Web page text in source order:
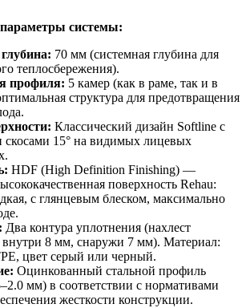
системы:
70 мм (системная глубина для
теплосбережения).
профиля: 5 камер (как в раме, так и в
структура для предотвращения
Классический дизайн Softline с
скосами 15° на видимых лицевых
HDF (High Definition Finishing) —
поверхность Rehau:
с глянцевым блеском, максимально
Два контура уплотнения (нахлест
8 мм, снаружи 7 мм). Материал:
цвет серый или черный.
Оцинкованный стальной профиль
мм) в соответствии с нормативами
жесткости конструкции.